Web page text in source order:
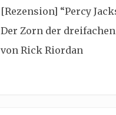
[Rezension] “Percy
Der Zorn der
von Rick Riordan